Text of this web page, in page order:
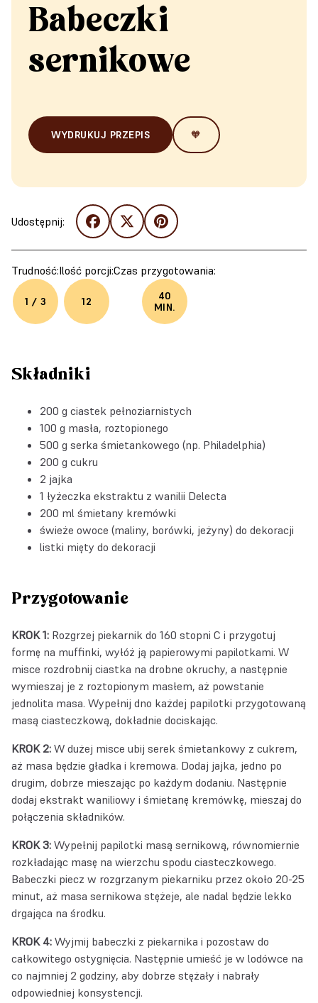
Babeczki
sernikowe
WYDRUKUJ PRZEPIS 🧡
Udostępnij:
Trudność:
1 / 3
Ilość porcji:
12
Czas przygotowania:
40
MIN.
Składniki
200 g ciastek pełnoziarnistych
100 g masła, roztopionego
500 g serka śmietankowego (np. Philadelphia)
200 g cukru
2 jajka
1 łyżeczka ekstraktu z wanilii Delecta
200 ml śmietany kremówki
świeże owoce (maliny, borówki, jeżyny) do dekoracji
listki mięty do dekoracji
Przygotowanie
KROK 1: Rozgrzej piekarnik do 160 stopni C i przygotuj
formę na muffinki, wyłóż ją papierowymi papilotkami. W
misce rozdrobnij ciastka na drobne okruchy, a następnie
wymieszaj je z roztopionym masłem, aż powstanie
jednolita masa. Wypełnij dno każdej papilotki przygotowaną
masą ciasteczkową, dokładnie dociskając.
KROK 2: W dużej misce ubij serek śmietankowy z cukrem,
aż masa będzie gładka i kremowa. Dodaj jajka, jedno po
drugim, dobrze mieszając po każdym dodaniu. Następnie
dodaj ekstrakt waniliowy i śmietanę kremówkę, mieszaj do
połączenia składników.
KROK 3: Wypełnij papilotki masą sernikową, równomiernie
rozkładając masę na wierzchu spodu ciasteczkowego.
Babeczki piecz w rozgrzanym piekarniku przez około 20-25
minut, aż masa sernikowa stężeje, ale nadal będzie lekko
drgająca na środku.
KROK 4: Wyjmij babeczki z piekarnika i pozostaw do
całkowitego ostygnięcia. Następnie umieść je w lodówce na
co najmniej 2 godziny, aby dobrze stężały i nabrały
odpowiedniej konsystencji.